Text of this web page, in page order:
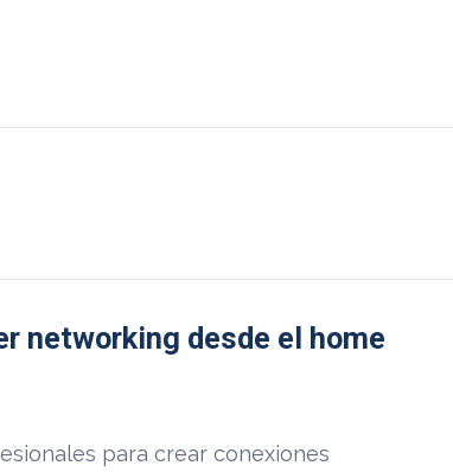
networking desde el home
para crear conexiones